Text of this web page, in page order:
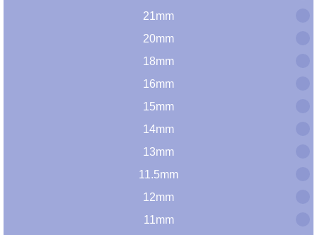
21mm
20mm
18mm
16mm
15mm
14mm
13mm
11.5mm
12mm
11mm